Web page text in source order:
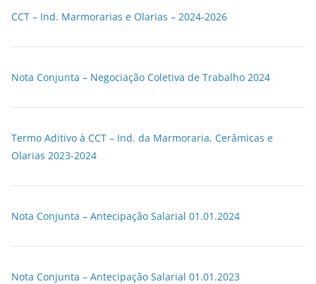
CCT – Ind. Marmorarias e Olarias – 2024-2026
Nota Conjunta – Negociação Coletiva de Trabalho 2024
Termo Aditivo à CCT – Ind. da Marmoraria, Cerâmicas e
Olarias 2023-2024
Nota Conjunta – Antecipação Salarial 01.01.2024
Nota Conjunta – Antecipação Salarial 01.01.2023